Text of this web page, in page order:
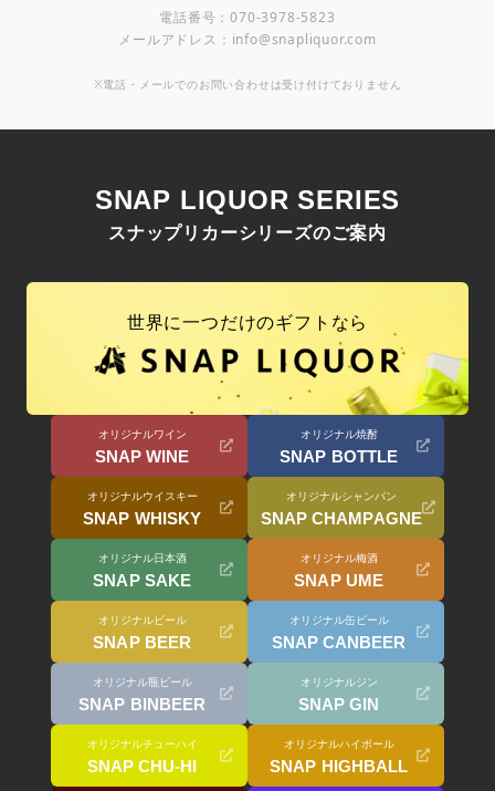
電話番号：070-3978-5823
メールアドレス：info@snapliquor.com
※電話・メールでのお問い合わせは受け付けておりません
SNAP LIQUOR SERIES
スナップリカーシリーズのご案内
世界に一つだけのギフトなら
オリジナルワイン
SNAP WINE
オリジナル焼酎
SNAP BOTTLE
オリジナルウイスキー
SNAP WHISKY
オリジナルシャンパン
SNAP CHAMPAGNE
オリジナル日本酒
SNAP SAKE
オリジナル梅酒
SNAP UME
オリジナルビール
SNAP BEER
オリジナル缶ビール
SNAP CANBEER
オリジナル瓶ビール
SNAP BINBEER
オリジナルジン
SNAP GIN
オリジナルチューハイ
SNAP CHU-HI
オリジナルハイボール
SNAP HIGHBALL